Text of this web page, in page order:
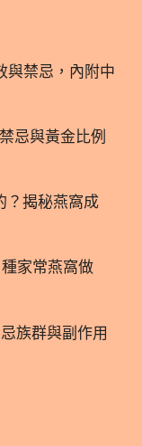
作正餐餵食，
肉食動物：
貓糧：牛磺酸
主食罐與
飲食 13.
常見問題 FAQ
表這是最完美
的標準有什麼
麼特別之處？
和「配方分
：寵物食安的
的莫過於
與禁忌，內附中
忌與黃金比例
？揭秘燕窩成
家常燕窩做
族群與副作用